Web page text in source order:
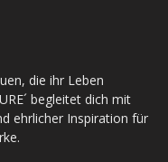
die ihr Leben
begleitet dich mit
ehrlicher Inspiration für